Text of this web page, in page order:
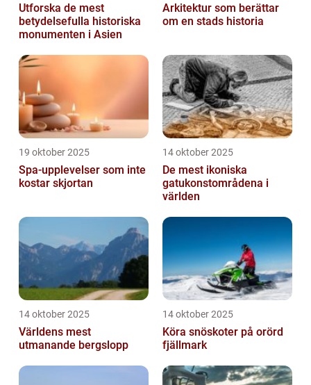
Utforska de mest
betydelsefulla historiska
monumenten i Asien
Arkitektur som berättar
om en stads historia
19 oktober 2025
Spa-upplevelser som inte
kostar skjortan
14 oktober 2025
De mest ikoniska
gatukonstområdena i
världen
14 oktober 2025
Världens mest
utmanande bergslopp
14 oktober 2025
Köra snöskoter på orörd
fjällmark